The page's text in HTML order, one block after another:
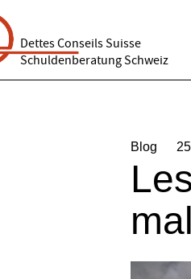
Dettes Conseils Suisse
Schuldenberatung Schweiz
Blog